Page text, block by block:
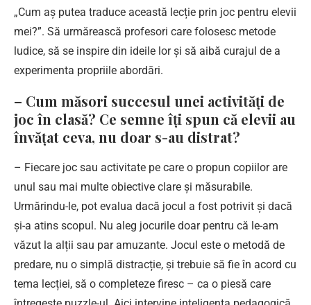
„Cum aș putea traduce această lecție prin joc pentru elevii
mei?”. Să urmărească profesori care folosesc metode
ludice, să se inspire din ideile lor și să aibă curajul de a
experimenta propriile abordări.
– Cum măsori succesul unei activități de
joc în clasă? Ce semne îți spun că elevii au
învățat ceva, nu doar s-au distrat?
– Fiecare joc sau activitate pe care o propun copiilor are
unul sau mai multe obiective clare și măsurabile.
Urmărindu-le, pot evalua dacă jocul a fost potrivit și dacă
și-a atins scopul. Nu aleg jocurile doar pentru că le-am
văzut la alții sau par amuzante. Jocul este o metodă de
predare, nu o simplă distracție, și trebuie să fie în acord cu
tema lecției, să o completeze firesc – ca o piesă care